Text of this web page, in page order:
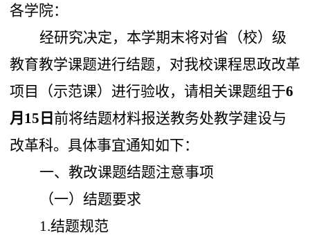
各学院：
经研究决定， 本学期末将对省（校）级
教育教学课题进行结题， 对我校课程思政改革
项目
（示范课） 进行验收， 请相关课题组于6
月 15 日 前将结题材料报送教务处教学建设与
改革科。具体事宜通知如下：
一、 教改课题结题注意事项
（一） 结题要求
1.结题规范